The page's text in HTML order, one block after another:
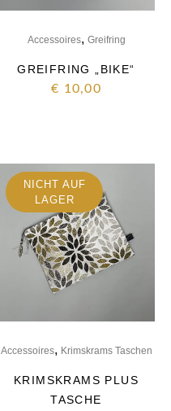
Accessoires, Greifring
GREIFRING „BIKE“
€ 10,00
NICHT AUF
LAGER
Accessoires, Krimskrams Taschen
KRIMSKRAMS PLUS
TASCHE